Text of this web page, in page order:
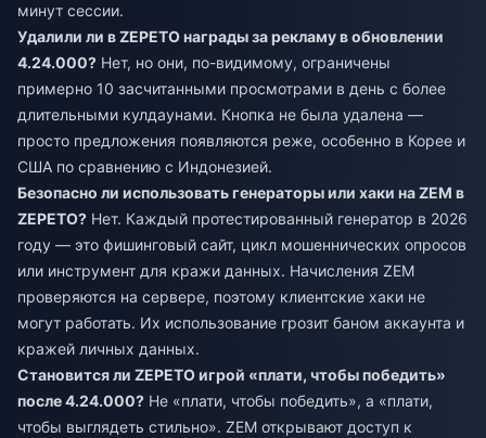
минут сессии.
Удалили ли в ZEPETO награды за рекламу в обновлении
4.24.000? Нет, но они, по-видимому, ограничены
примерно 10 засчитанными просмотрами в день с более
длительными кулдаунами. Кнопка не была удалена —
просто предложения появляются реже, особенно в Корее и
США по сравнению с Индонезией.
Безопасно ли использовать генераторы или хаки на ZEM в
ZEPETO? Нет. Каждый протестированный генератор в 2026
году — это фишинговый сайт, цикл мошеннических опросов
или инструмент для кражи данных. Начисления ZEM
проверяются на сервере, поэтому клиентские хаки не
могут работать. Их использование грозит баном аккаунта и
кражей личных данных.
Становится ли ZEPETO игрой «плати, чтобы победить»
после 4.24.000? Не «плати, чтобы победить», а «плати,
чтобы выглядеть стильно». ZEM открывают доступ к